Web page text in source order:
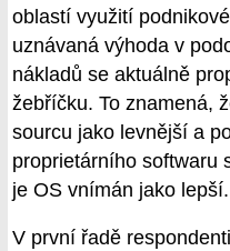
oblastí využití
uznávaná výhoda v
nákladů se aktuálně
žebříčku. To znamená,
sourcu jako levnější a
proprietárního softwaru
je OS vnímán jako
V první řadě